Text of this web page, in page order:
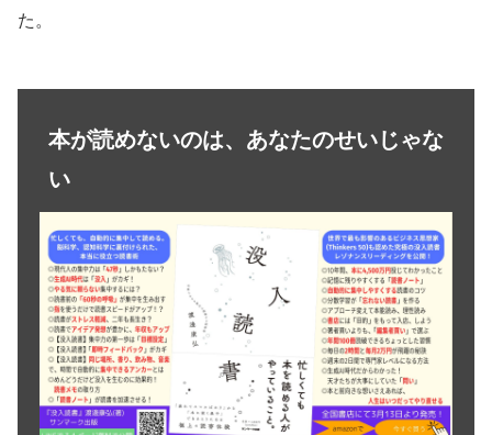
た。
本が読めないのは、あなたのせいじゃな
い